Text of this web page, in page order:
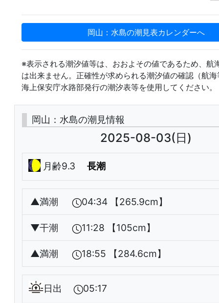
岡山：水島の潮見表カレンダーへ
※表示される潮汐値等は、おおよその値であるため、航
は出来ません。正確性が求められる潮汐値の確認（航
海上保安庁水路部発行の潮汐表等を使用してください。
岡山：水島の潮見情報
2025-08-03(日)
月齢9.3 長潮
▲満潮 04:34 【265.9cm】
▼干潮 11:28 【105cm】
▲満潮 18:55 【284.6cm】
日出 05:17